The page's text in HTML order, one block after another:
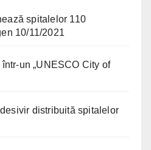
spitalelor 110
10/11/2021
un „UNESCO City of
distribuită spitalelor